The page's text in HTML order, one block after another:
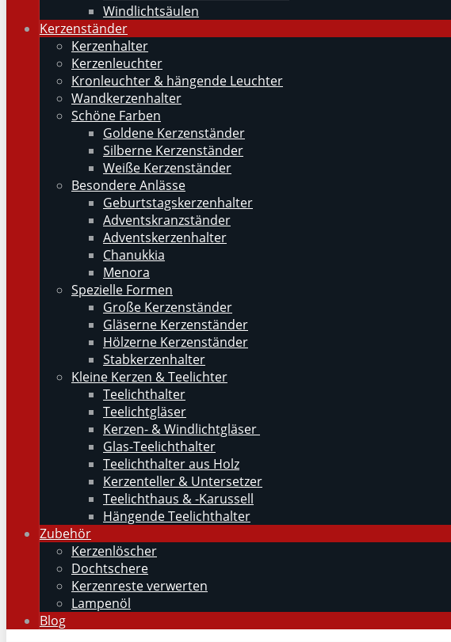
Windlichtsäulen
Kerzenständer
Kerzenhalter
Kerzenleuchter
Kronleuchter & hängende Leuchter
Wandkerzenhalter
Schöne Farben
Goldene Kerzenständer
Silberne Kerzenständer
Weiße Kerzenständer
Besondere Anlässe
Geburtstagskerzenhalter
Adventskranzständer
Adventskerzenhalter
Chanukkia
Menora
Spezielle Formen
Große Kerzenständer
Gläserne Kerzenständer
Hölzerne Kerzenständer
Stabkerzenhalter
Kleine Kerzen & Teelichter
Teelichthalter
Teelichtgläser
Kerzen- & Windlichtgläser
Glas-Teelichthalter
Teelichthalter aus Holz
Kerzenteller & Untersetzer
Teelichthaus & -Karussell
Hängende Teelichthalter
Zubehör
Kerzenlöscher
Dochtschere
Kerzenreste verwerten
Lampenöl
Blog